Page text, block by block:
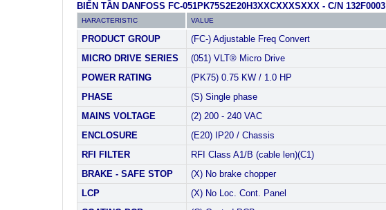
BIẾN TẦN DANFOSS FC-051PK75S2E20H3XXCXXXSXXX - C/N 132F0003
HARACTERISTIC VALUE
PRODUCT GROUP
(FC-) Adjustable Freq Convert
MICRO DRIVE SERIES
(051) VLT® Micro Drive
POWER RATING
(PK75) 0.75 KW / 1.0 HP
PHASE
(S) Single phase
MAINS VOLTAGE
(2) 200 - 240 VAC
ENCLOSURE
(E20) IP20 / Chassis
RFI FILTER
RFI Class A1/B (cable len)(C1)
BRAKE - SAFE STOP
(X) No brake chopper
LCP
(X) No Loc. Cont. Panel